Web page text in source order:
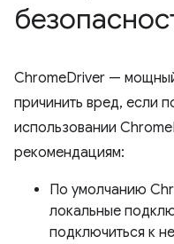
ChromeDriver —
причинить вред, если
использовании
рекомендациям:
По умолчанию
локальные
подключиться к